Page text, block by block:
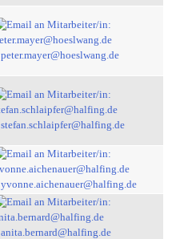
peter.mayer@hoeslwang.de
stefan.schlaipfer@halfing.de
yvonne.aichenauer@halfing.de
anita.bernard@halfing.de